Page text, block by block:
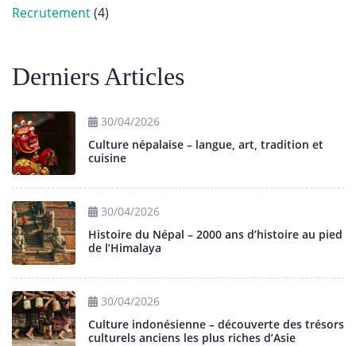
Recrutement(4)
Derniers Articles
30/04/2026
Culture népalaise – langue, art, tradition et
cuisine
30/04/2026
Histoire du Népal – 2000 ans d’histoire au pied
de l’Himalaya
30/04/2026
Culture indonésienne – découverte des trésors
culturels anciens les plus riches d’Asie